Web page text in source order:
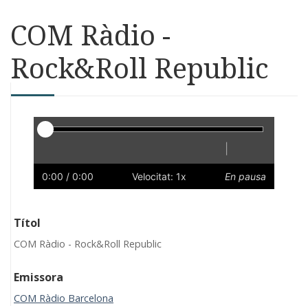
COM Ràdio -
Rock&Roll Republic
Reproductor
Lent
0:00 / 0:00 Velocitat: 1x En pausa
Títol
COM Ràdio - Rock&Roll Republic
Emissora
COM Ràdio Barcelona